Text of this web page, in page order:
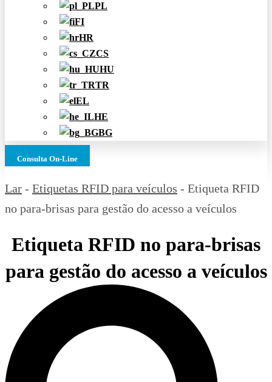
PL
FI
HR
CS
HU
TR
EL
HE
BG
Consulta On-Line
Lar - Etiquetas RFID para veículos - Etiqueta RFID
no para-brisas para gestão do acesso a veículos
Etiqueta RFID no para-brisas
para gestão do acesso a veículos